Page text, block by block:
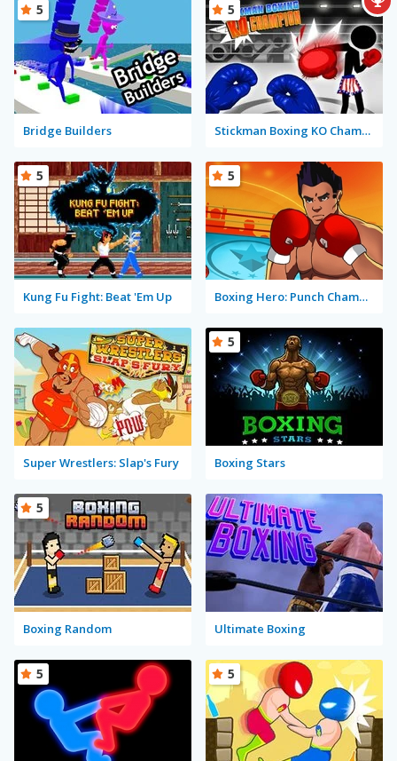
Bridge Builders
5
Stickman Boxing KO Champion
5
Kung Fu Fight: Beat 'Em Up
5
Boxing Hero: Punch Champions
5
Super Wrestlers: Slap's Fury Boxing Stars
5
Boxing Random
5
Ultimate Boxing
5 5